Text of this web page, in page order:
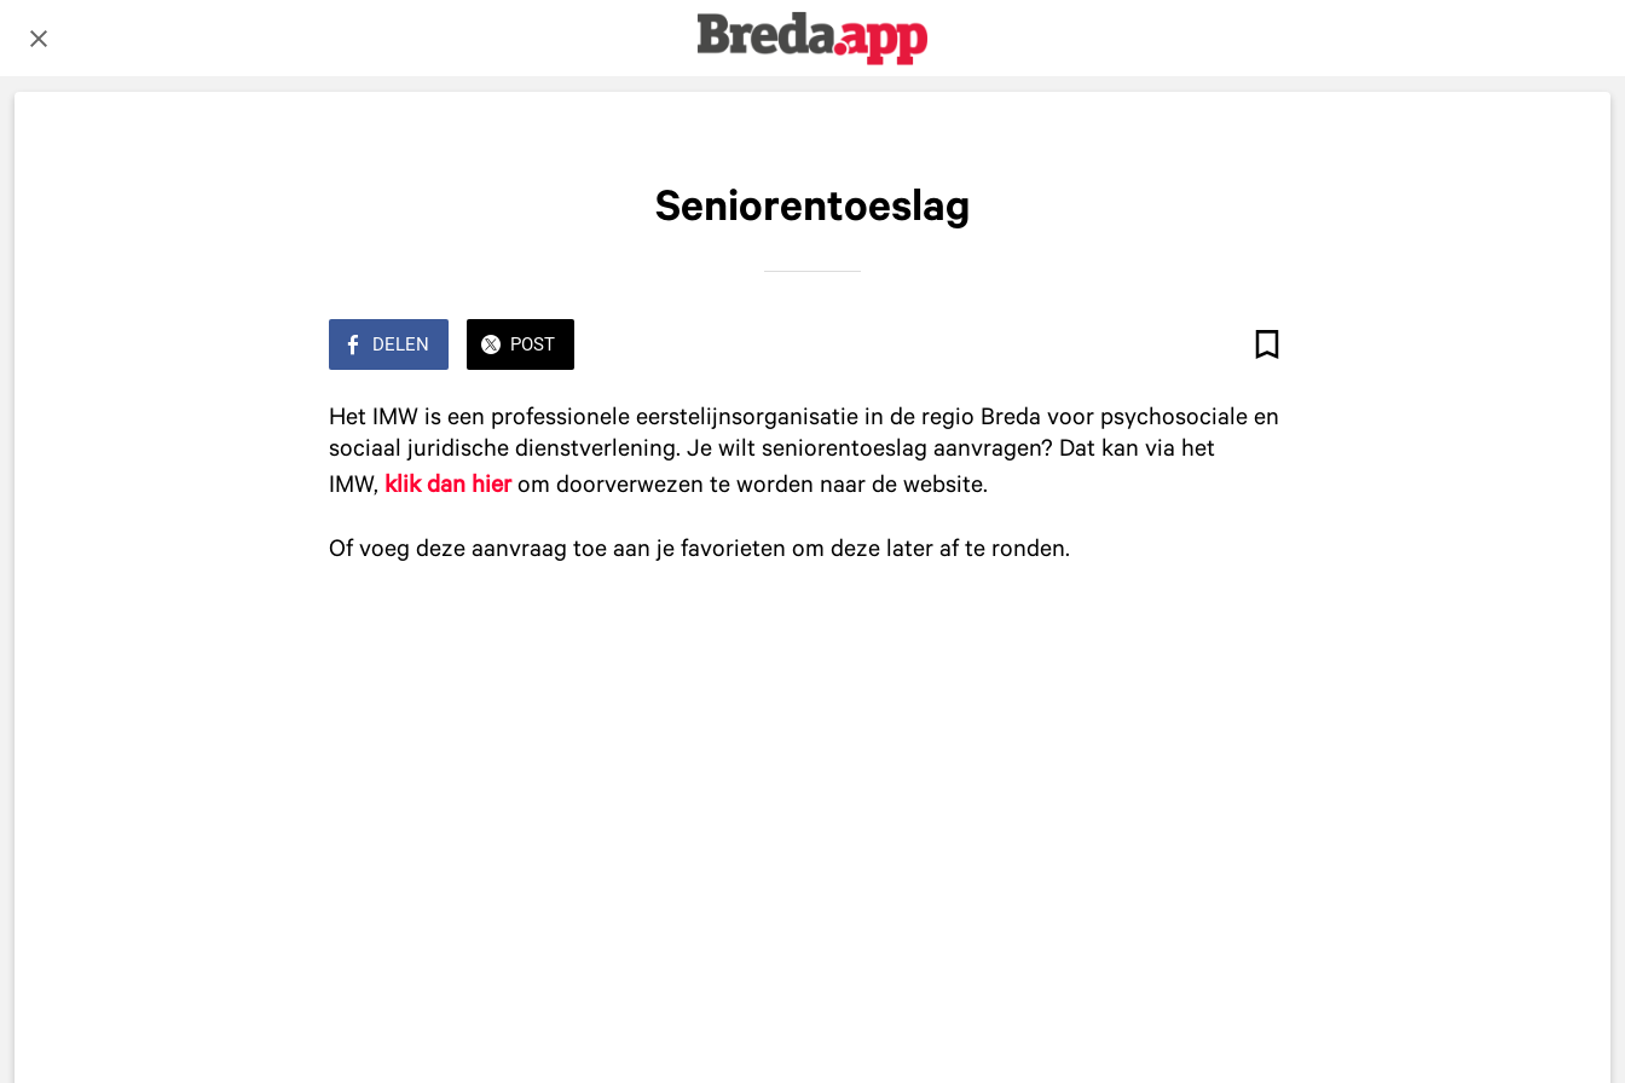
Seniorentoeslag
DELEN POST
Het IMW is een professionele eerstelijnsorganisatie in de regio Breda voor psychosociale en
sociaal juridische dienstverlening. Je wilt seniorentoeslag aanvragen? Dat kan via het
IMW, klik dan hierom doorverwezen te worden naar de website.
Of voeg deze aanvraag toe aan je favorieten om deze later af te ronden.